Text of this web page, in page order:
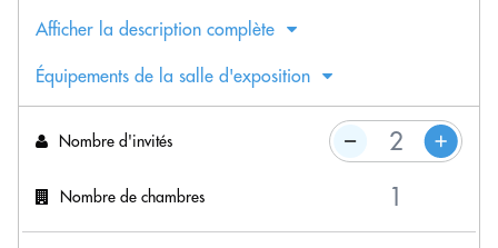
Afficher la description complète
Équipements de la salle d'exposition
Nombre d'invités
Nombre de chambres